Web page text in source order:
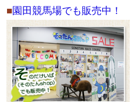
■園田競馬場でも販売中！